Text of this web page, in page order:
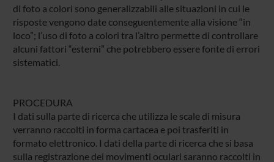
di foto a colori sono generalizzabili alle situazioni in cui le
risposte vengono date conseguentemente alla visione “in
loco”; l’uso di foto a colori tra l’altro permette di controllare
alcuni fattori “esterni” che potrebbero essere fonte di errori
sistematici.
PROCEDURA
I dati sulla parte di ricerca che utilizza le scale di misura
verranno raccolti in forma cartacea e poi trasferiti in
formato elettronico. I dati della parte di ricerca che si basa
sulla registrazione dei movimenti oculari saranno raccolti in